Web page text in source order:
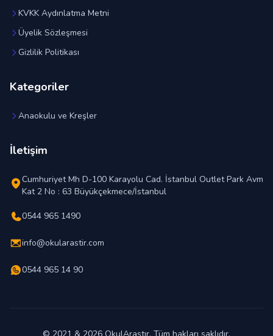
KVKK Aydınlatma Metni
Üyelik Sözleşmesi
Gizlilik Politikası
Kategoriler
Anaokulu ve Kreşler
İletişim
Cumhuriyet Mh D-100 Karayolu Cad. İstanbul Outlet Park Avm
Kat 2 No : 63 Büyükçekmece/İstanbul
0544 965 1490
info@okularastir.com
0544 965 14 90